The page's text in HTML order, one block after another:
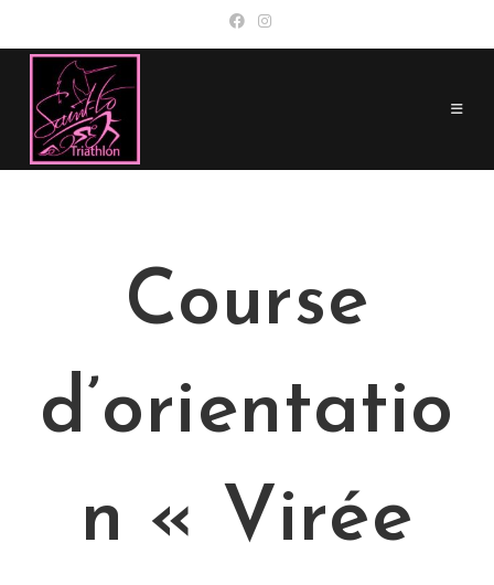
content
Course
d’orientatio
n « Virée